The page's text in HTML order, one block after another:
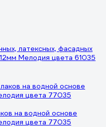
латексных, фасадных
Мелодия цвета 61035
на водной основе
цвета 77035